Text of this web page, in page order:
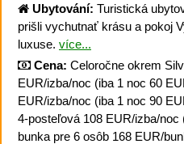
Ubytování: Turistická
prišli vychutnať krásu a pokoj
luxuse. více...
Cena: Celoročne okrem
EUR/izba/noc (iba 1 noc 60
EUR/izba/noc (iba 1 noc 90
4-posteľová 108 EUR/izba/noc
bunka pre 6 osôb 168 EUR/